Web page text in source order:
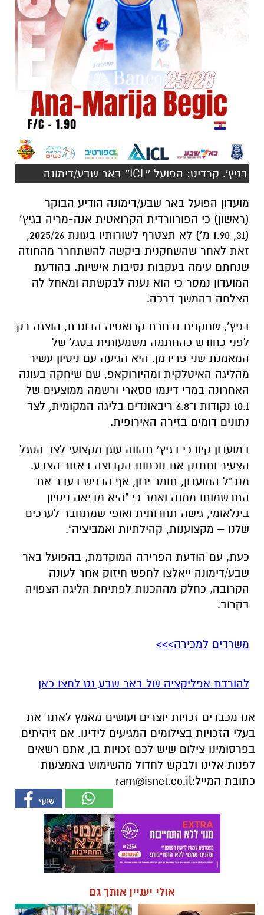
בגיץ'. קרדיט: הפועל ''ICL'' באר שבע/דימונה
מועדון הפועל באר שבע/דימונה הודיע הבוקר
(ראשון) כי הפורוורדית הקרואטית אנה-מריה בגיץ’
(31, 1.90 מ’) לא תצטרף לשורותיו בעונת 2025/26,
זאת לאחר שהשחקנית ביקשה להשתחרר מהחוזה
שנחתם עימה בעקבות נסיבות אישיות. בהודעת
המועדון נמסר כי הוא נענה לבקשתה ומאחל לה
הצלחה בהמשך דרכה.
בגיץ’, שחקנית נבחרת קרואטיה הבוגרת, הוצגה רק
לפני כחודש כהחתמה משמעותית בסגל של
המאמנת שני פרידמן. היא הגיעה עם ניסיון עשיר
מהליגה האיטלקית ומהיורוקאפ, שם שיחקה בעונה
האחרונה במדי דינמו ססארי ורשמה ממוצעים של
10.1 נקודות ו־6.8 ריבאונדים בליגה המקומית, לצד
נתונים דומים בזירה האירופית.
במועדון קיוו כי בגיץ’ תהווה עוגן מקצועי לצד הסגל
הצעיר ותחזק את נוכחות הקבוצה באזור הצבע.
מנכ"ל המועדון, תומר ירון, אף הדגיש בעבר את
התרשמותו ממנה ואמר כי "היא מביאה ניסיון
בינלאומי, גישה תחרותית ואופי שמתחבר לערכים
שלנו – מקצוענות, קהילתיות ואמביציה".
כעת, עם הודעת הפרידה המוקדמת, בהפועל באר
שבע/דימונה ייאלצו לחפש חיזוק אחר לעונה
הקרובה, כחלק מההכנות לפתיחת הליגה הצפויה
בקרוב.
משרדים למכירה>>>
להורדת אפליקציה של באר שבע נט לחצו כאן
אנו מכבדים זכויות יוצרים ועושים מאמץ לאתר את
בעלי הזכויות בצילומים המגיעים לידינו. אם זיהיתים
בפרסומינו צילום שיש לכם זכויות בו, אתם רשאים
לפנות אלינו ולבקש לחדול מהשימוש באמצעות
כתובת המייל:ram@isnet.co.il
אולי יעניין אותך גם